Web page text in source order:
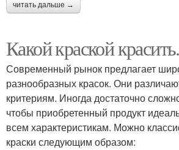
читать дальше →
Какой краской
Современный рынок предлагает
разнообразных красок. Они
критериям. Иногда достаточно
чтобы приобретенный продукт
всем характеристикам. Можно
краски следующим образом: